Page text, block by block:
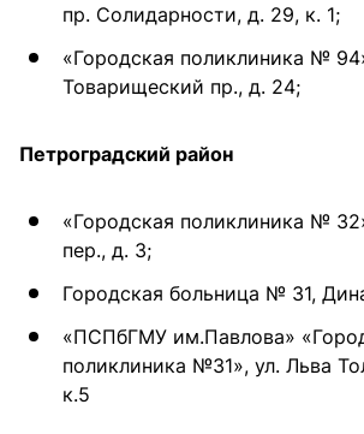
пр. Солидарности, д. 29, к. 1;
«Городская поликлиника №
Товарищеский пр., д. 24;
Петроградский район
«Городская поликлиника №
пер., д. 3;
Городская больница № 31,
«ПСПбГМУ им.Павлова»
поликлиника №31», ул. Льва
к.5